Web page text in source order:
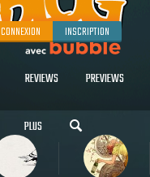
CONNEXION INSCRIPTION
REVIEWS PREVIEWS
PLUS